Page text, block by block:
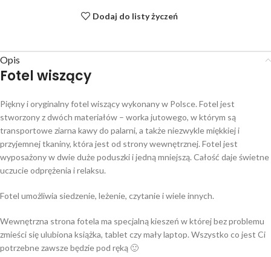
Dodaj do listy życzeń
Opis
Fotel wiszący
Piękny i oryginalny fotel wiszący wykonany w Polsce. Fotel jest
stworzony z dwóch materiałów – worka jutowego, w którym są
transportowe ziarna kawy do palarni, a także niezwykle miękkiej i
przyjemnej tkaniny, która jest od strony wewnętrznej. Fotel jest
wyposażony w dwie duże poduszki i jedną mniejszą. Całość daje świetne
uczucie odprężenia i relaksu.
Fotel umożliwia siedzenie, leżenie, czytanie i wiele innych.
Wewnętrzna strona fotela ma specjalną kieszeń w której bez problemu
zmieści się ulubiona książka, tablet czy mały laptop. Wszystko co jest Ci
potrzebne zawsze będzie pod ręką 🙂